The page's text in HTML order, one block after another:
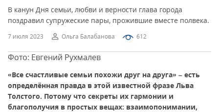
7 июля 2023 Ольга Балабанова 612
В канун Дня семьи, любви и верности глава города
поздравил супружеские пары, прожившие вместе полвека.
Фото: Евгений Рухмалев
«Все счастливые семьи похожи друг на друга» – есть
определённая правда в этой известной фразе Льва
Толстого. Потому что секреты их гармонии и
благополучия в простых вещах: взаимопонимании,